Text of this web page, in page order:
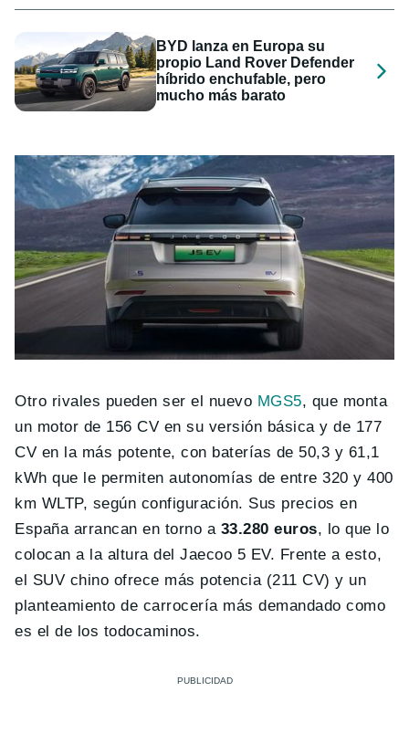
BYD lanza en Europa su
propio Land Rover Defender
híbrido enchufable, pero
mucho más barato
Otro rivales pueden ser el nuevo MGS5, que monta
un motor de 156 CV en su versión básica y de 177
CV en la más potente, con baterías de 50,3 y 61,1
kWh que le permiten autonomías de entre 320 y 400
km WLTP, según configuración. Sus precios en
España arrancan en torno a 33.280 euros, lo que lo
colocan a la altura del Jaecoo 5 EV. Frente a esto,
el SUV chino ofrece más potencia (211 CV) y un
planteamiento de carrocería más demandado como
es el de los todocaminos.